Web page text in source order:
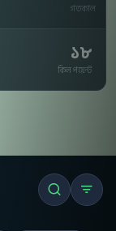
গতকাল
১৮
কিল পয়েন্ট